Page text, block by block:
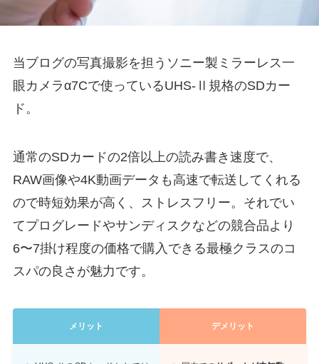
当ブログの写真撮影を担うソニー製ミラーレス一
眼カメラα7Cで使っているUHS-Ⅱ規格のSDカー
ド。
通常のSDカードの2倍以上の読み書き速度で、
RAW画像や4K動画データも高速で転送してくれる
ので時短効果が高く、ストレスフリー。それでい
てプログレードやサンディスクなどの競合品より
6〜7掛け程度の価格で購入できる最極クラスのコ
スパの良さが魅力です。
メリット デメリット